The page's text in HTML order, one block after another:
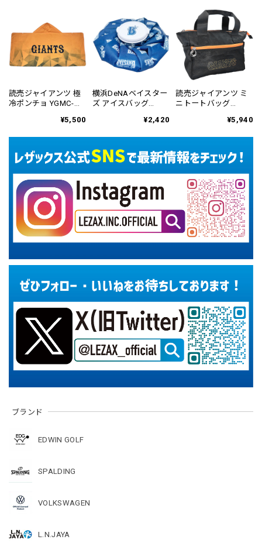
ブランド
EDWIN GOLF
SPALDING
VOLKSWAGEN
L.N.JAYA
読売ジャイアンツ 極
冷ポンチョ YGMC-
¥5,500
横浜DeNAベイスター
ズ アイスバッグ
¥2,420
読売ジャイアンツ ミ
ニトートバッグ
¥5,940